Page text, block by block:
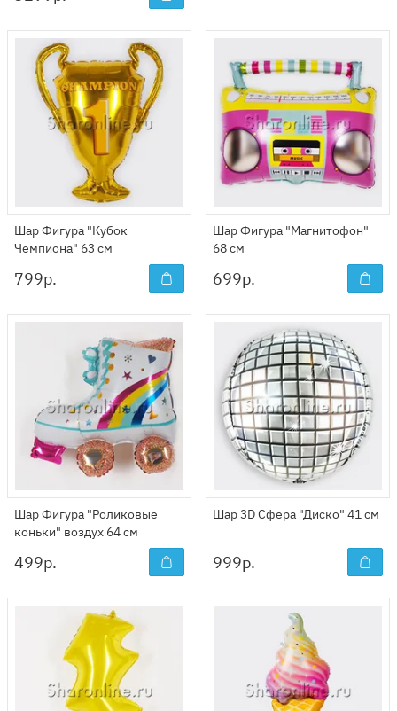
Шар Фигура "Кубок
Чемпиона" 63 см
799р.
Шар Фигура "Магнитофон"
68 см
699р.
Шар Фигура "Роликовые
коньки" воздух 64 см
499р.
Шар 3D Сфера "Диско" 41 см
999р.